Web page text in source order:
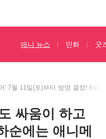
애니 뉴스 만화 굿
7월 11일(토)부터 방영 결정! 6월
싸움이 하고
에는 애니메